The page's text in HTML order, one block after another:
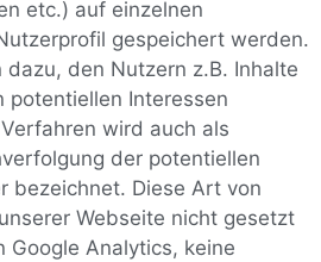
etc.) auf einzelnen
gespeichert werden.
dazu, den Nutzern z.B. Inhalte
potentiellen Interessen
wird auch als
der potentiellen
bezeichnet. Diese Art von
Webseite nicht gesetzt
Google Analytics, keine